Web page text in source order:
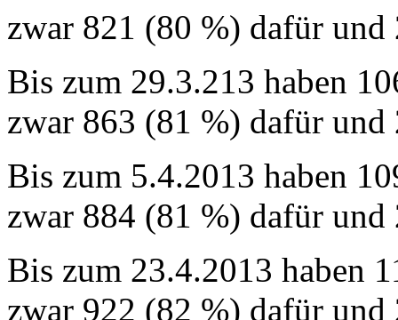
zwar 821 (80 %) dafür und
Bis zum 29.3.213 haben
zwar 863 (81 %) dafür und
Bis zum 5.4.2013 haben
zwar 884 (81 %) dafür und
Bis zum 23.4.2013 haben
zwar 922 (82 %) dafür und